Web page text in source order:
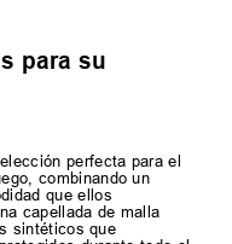
para su
perfecta para el
combinando un
que ellos
capellada de malla
sintéticos que